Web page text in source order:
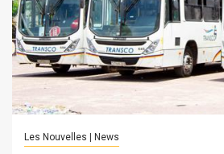
Les Nouvelles | News